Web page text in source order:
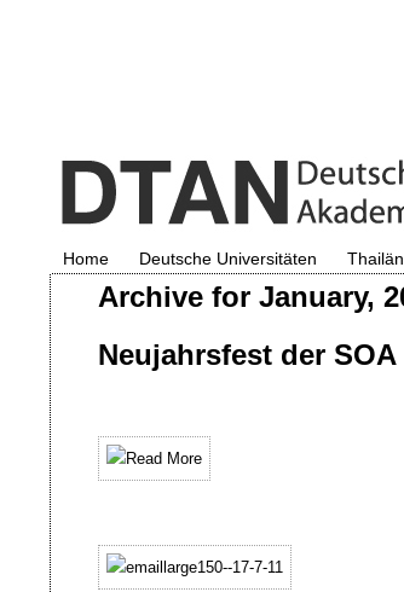
Home Deutsche Universitäten
Archive for January,
Neujahrsfest der